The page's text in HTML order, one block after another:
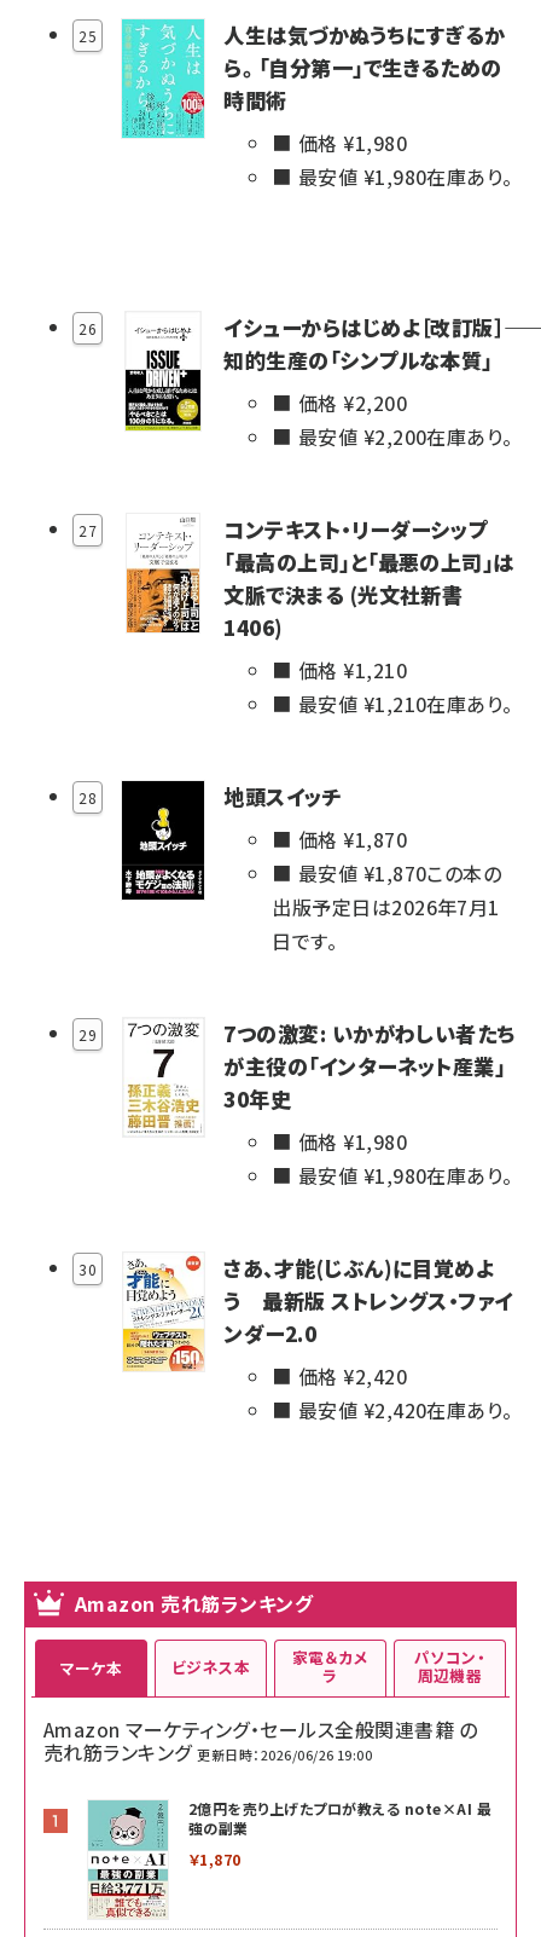
25
人生は気づかぬうちにすぎるか
ら。 「自分第一」で生きるための
時間術
価格 ¥1,980
最安値 ¥1,980在庫あり。
26
イシューからはじめよ［改訂版］――
知的生産の「シンプルな本質」
価格 ¥2,200
最安値 ¥2,200在庫あり。
27
コンテキスト・リーダーシップ
「最高の上司」と「最悪の上司」は
文脈で決まる (光文社新書
1406)
価格 ¥1,210
最安値 ¥1,210在庫あり。
28 地頭スイッチ
価格 ¥1,870
最安値 ¥1,870この本の
出版予定日は2026年7月1
日です。
29
7つの激変: いかがわしい者たち
が主役の「インターネット産業」
30年史
価格 ¥1,980
最安値 ¥1,980在庫あり。
30
さあ、才能(じぶん)に目覚めよ
う 最新版 ストレングス・ファイ
ンダー2.0
価格 ¥2,420
最安値 ¥2,420在庫あり。
Amazon 売れ筋ランキング
マーケ本
Amazon マーケティング・セールス全般関連書籍 の
売れ筋ランキング 更新日時：2026/06/26 19:00
2億円を売り上げたプロが教える note×AI 最
強の副業
￥1,870
ビジネス本 家電＆カメ
ラ
パソコン・
周辺機器